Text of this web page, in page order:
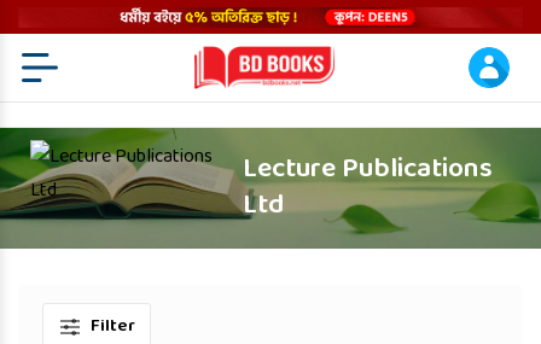
Lecture Publications
Ltd
Filter